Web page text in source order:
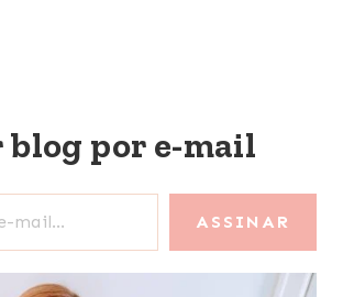
blog por e-mail
ASSINAR